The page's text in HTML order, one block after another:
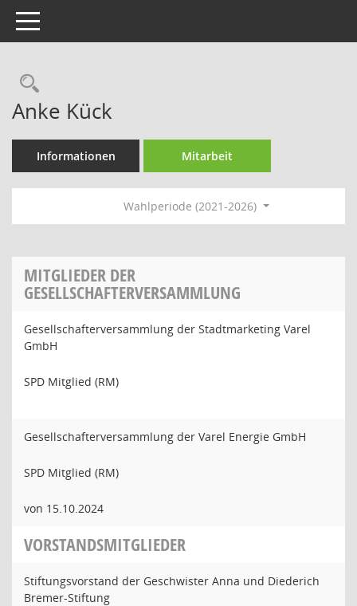
Toggle navigation
Rechercheauswahl
Anke Kück
Informationen Mitarbeit
Wahlperiode (2021-2026)
MITGLIEDER DER
GESELLSCHAFTERVERSAMMLUNG
Gesellschafterversammlung der Stadtmarketing Varel
GmbH
SPD Mitglied (RM)
Gesellschafterversammlung der Varel Energie GmbH
SPD Mitglied (RM)
von 15.10.2024
VORSTANDSMITGLIEDER
Stiftungsvorstand der Geschwister Anna und Diederich
Bremer-Stiftung